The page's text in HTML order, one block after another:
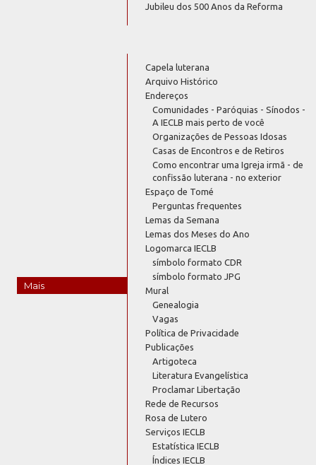
Jubileu dos 500 Anos da Reforma
Mais
Capela luterana
Arquivo Histórico
Endereços
Comunidades - Paróquias - Sínodos -
A IECLB mais perto de você
Organizações de Pessoas Idosas
Casas de Encontros e de Retiros
Como encontrar uma Igreja irmã - de
confissão luterana - no exterior
Espaço de Tomé
Perguntas frequentes
Lemas da Semana
Lemas dos Meses do Ano
Logomarca IECLB
símbolo formato CDR
símbolo formato JPG
Mural
Genealogia
Vagas
Política de Privacidade
Publicações
Artigoteca
Literatura Evangelística
Proclamar Libertação
Rede de Recursos
Rosa de Lutero
Serviços IECLB
Estatística IECLB
Índices IECLB